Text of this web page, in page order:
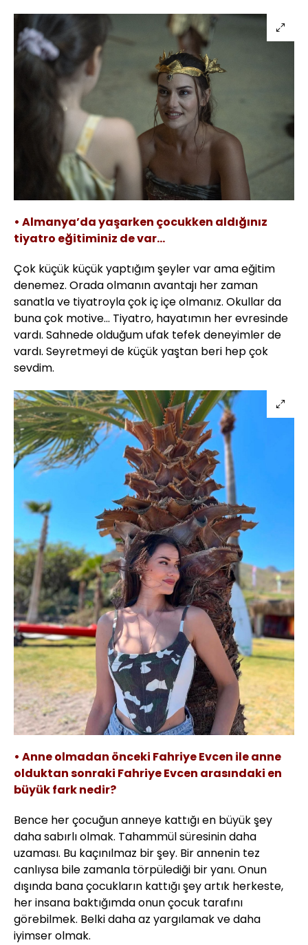
• Almanya’da yaşarken çocukken aldığınız
tiyatro eğitiminiz de var...
Çok küçük küçük yaptığım şeyler var ama eğitim
denemez. Orada olmanın avantajı her zaman
sanatla ve tiyatroyla çok iç içe olmanız. Okullar da
buna çok motive... Tiyatro, hayatımın her evresinde
vardı. Sahnede olduğum ufak tefek deneyimler de
vardı. Seyretmeyi de küçük yaştan beri hep çok
sevdim.
• Anne olmadan önceki Fahriye Evcen ile anne
olduktan sonraki Fahriye Evcen arasındaki en
büyük fark nedir?
Bence her çocuğun anneye kattığı en büyük şey
daha sabırlı olmak. Tahammül süresinin daha
uzaması. Bu kaçınılmaz bir şey. Bir annenin tez
canlıysa bile zamanla törpülediği bir yanı. Onun
dışında bana çocukların kattığı şey artık herkeste,
her insana baktığımda onun çocuk tarafını
görebilmek. Belki daha az yargılamak ve daha
iyimser olmak.